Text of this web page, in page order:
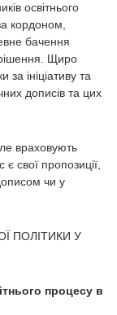
освітнього
кордоном,
бачення
Щиро
за ініціативу та
дописів та цих
враховують
свої пропозиції,
чи у
ПОЛІТИКИ У
процесу в